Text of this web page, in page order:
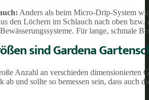
Anders als beim Micro-Drip-System
den Löchern im Schlauch nach oben
Für lange, schmale
sind Gardena
Anzahl an verschieden
ab und sollte so bemessen sein, dass auch